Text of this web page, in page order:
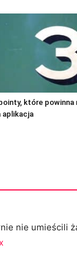
które powinna
aplikacja
nie umieścili